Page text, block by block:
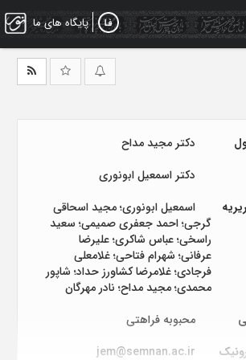
پایگاه های ما
دکتر مجید مداح
دکتر اسمعیل ابونوری
اسمعیل ابونوری؛ مجید اسحاقی
گرجی؛ احمد جعفری صمیمی؛ سعید
راسخی؛ عباس شاکری؛ علیرضا
عرفانی؛ شهرام فتاحی؛ غلامعلی
فرجادی؛ غلامرضا کشاورز حداد؛ شاپور
محمدی؛ مجید مداح؛ نادر مهرگان
محبوبه فراهتی
jem@semnan.ac.ir